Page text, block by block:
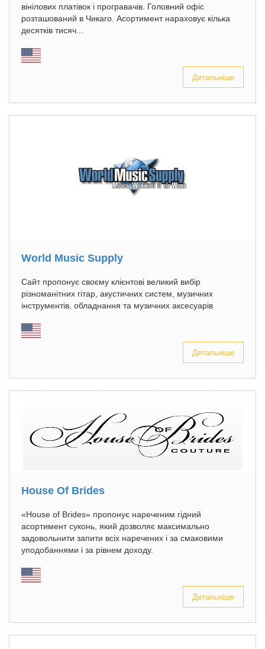
вінілових платівок і програвачів. Головний офіс
розташований в Чикаго. Асортимент нараховує кілька
десятків тисяч...
Детальніше
World Music Supply
Сайт пропонує своєму клієнтові великий вибір
різноманітних гітар, акустичних систем, музичних
інструментів, обладнання та музичних аксесуарів
Детальніше
House Of Brides
«House of Brides» пропонує нареченим гідний
асортимент суконь, який дозволяє максимально
задовольнити запити всіх наречених і за смаковими
уподобаннями і за рівнем доходу.
Детальніше